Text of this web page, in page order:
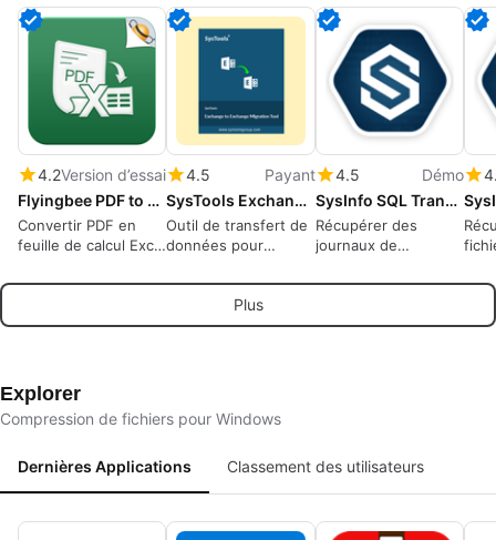
4.2Version d’essai
Flyingbee PDF to Excel Converter
Convertir PDF en
feuille de calcul Excel
hors ligne,
données en toute
4.5
Payant
SysTools Exchange to Exchange Migration Tool
Outil de transfert de
données pour
Prioriser les
utilisateurs, filtrer les
éléments et
4.5
Démo
SysInfo SQL Transaction Log Recovery
Récupérer des
journaux de
corrompus et
des enregistrements des
Plus
Explorer
Compression de fichiers pour Windows
Dernières Applications Classement des utilisateurs